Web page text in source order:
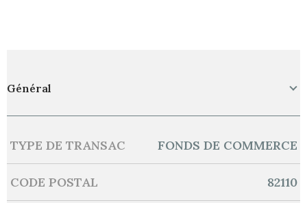
Général
Caractérisque Valeurs
TYPE DE TRANSAC FONDS DE COMMERCE
CODE POSTAL 82110